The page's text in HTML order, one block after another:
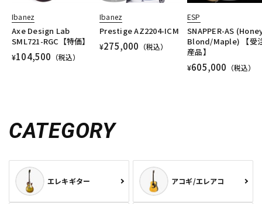
Ibanez
Axe Design Lab
SML721-RGC【特価】
¥104,500 （税込）
Ibanez
Prestige AZ2204-ICM
¥275,000 （税込）
ESP
SNAPPER-AS
Blond/Maple) 【受
産品】
¥605,000 （税込）
CATEGORY
エレキギター アコギ/エレアコ